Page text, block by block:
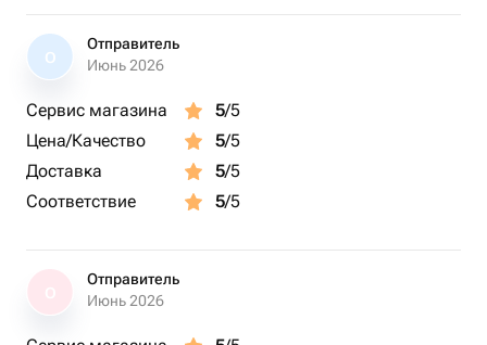
О
Отправитель
Июнь 2026
Сервис магазина 5/5
Цена/Качество
5/5
Доставка
5/5
Соответствие
5/5
Отправитель
Июнь 2026